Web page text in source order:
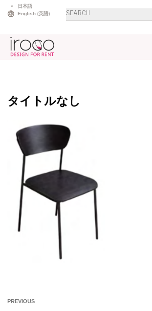
日本語
English (英語)
商
品
タイトルなし
投
Previous
PREVIOUS